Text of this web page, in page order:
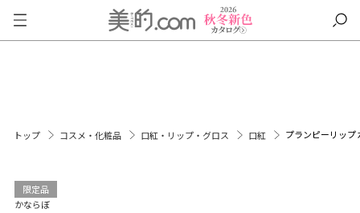
トップ コスメ・化粧品 口紅・リップ・グロス 口紅 プランピーリップ
限定品
かならぼ